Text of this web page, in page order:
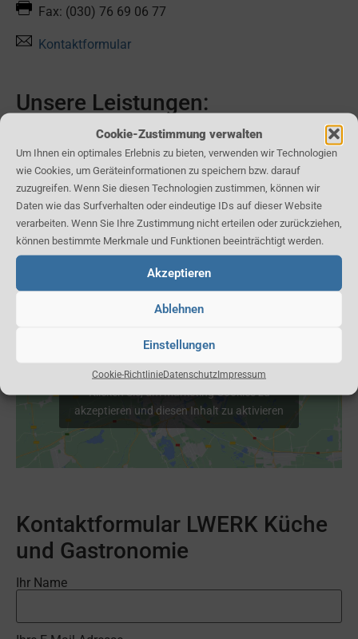
Cookie-Zustimmung verwalten
Um Ihnen ein optimales Erlebnis zu bieten, verwenden wir Technologien
wie Cookies, um Geräteinformationen zu speichern bzw. darauf
zuzugreifen. Wenn Sie diesen Technologien zustimmen, können wir
Daten wie das Surfverhalten oder eindeutige IDs auf dieser Website
verarbeiten. Wenn Sie Ihre Zustimmung nicht erteilen oder zurückziehen,
können bestimmte Merkmale und Funktionen beeinträchtigt werden.
Akzeptieren
Ablehnen
Einstellungen
Cookie-RichtlinieDatenschutzImpressum
Fax: (030) 76 69 06 77
Kontaktformular
Unsere Leistungen:
Frühstücksangebot
Mittagstisch
Essensversorgung für Schulen und
Kindertagesstätten (auf Wunsch BIO-zertifiziert)
Karte:
Klicken Sie, um Marketing Cookies zu
akzeptieren und diesen Inhalt zu aktivieren
Kontaktformular LWERK Küche
und Gastronomie
Ihr Name